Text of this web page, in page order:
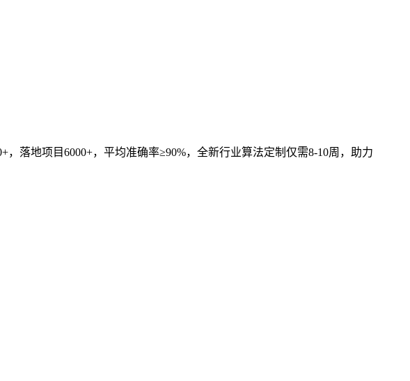
落地项目6000+，平均准确率≥90%，全新行业算法定制仅需8-10周，助力